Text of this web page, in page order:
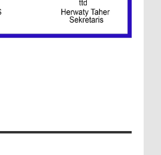
Semen Padang FC Pemuncak
Wilayah Barat